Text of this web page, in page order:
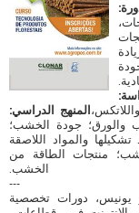
المنهج الدراسي:
والورق؛ جودة الخشب؛
والمواد اللاصقة
منتجات الطاقة من
الخشب.
---
يونيس، دورات تخصصية